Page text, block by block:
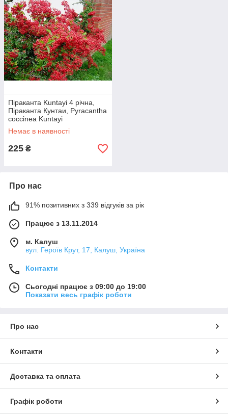
Піраканта Kuntayi 4 річна,
Піраканта Кунтаи, Pyracantha
coccinea Kuntayi
Немає в наявності
225 ₴
Про нас
91% позитивних з 339 відгуків за рік
Працює з 13.11.2014
м. Калуш
вул. Героїв Крут, 17, Калуш, Україна
Контакти
Сьогодні працює з 09:00 до 19:00
Показати весь графік роботи
Про нас
Контакти
Доставка та оплата
Графік роботи